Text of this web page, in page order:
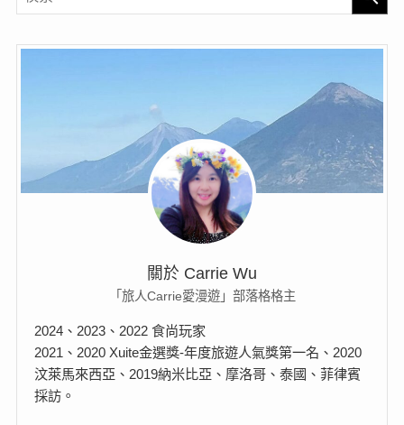
關於 Carrie Wu
「旅人Carrie愛漫遊」部落格格主
2024、2023、2022 食尚玩家
2021、2020 Xuite金選獎-年度旅遊人氣獎第一名、2020
汶萊馬來西亞、2019納米比亞、摩洛哥、泰國、菲律賓
採訪。